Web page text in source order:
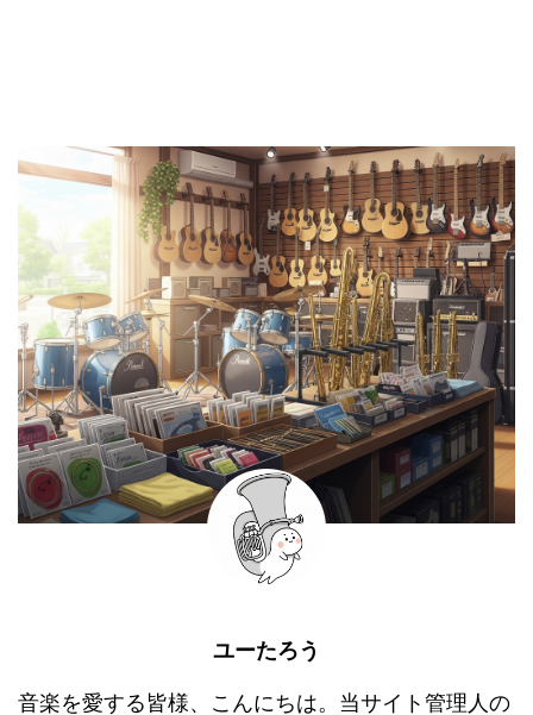
ユーたろう
音楽を愛する皆様、こんにちは。当サイト管理人の